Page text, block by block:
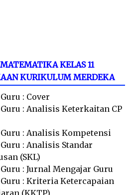
KELAS 11
KURIKULUM MERDEKA
: Cover
: Analisis Keterkaitan CP
: Analisis Kompetensi
: Analisis Standar
(SKL)
: Jurnal Mengajar Guru
: Kriteria Ketercapaian
(KKTP)